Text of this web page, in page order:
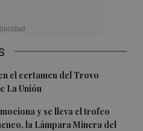
el certamen del Trovo
La Unión
y se lleva el trofeo
la Lámpara Minera del